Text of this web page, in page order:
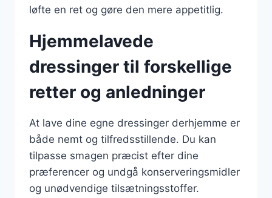
løfte en ret og gøre den mere appetitlig.
Hjemmelavede
dressinger til forskellige
retter og anledninger
At lave dine egne dressinger derhjemme er
både nemt og tilfredsstillende. Du kan
tilpasse smagen præcist efter dine
præferencer og undgå konserveringsmidler
og unødvendige tilsætningsstoffer.